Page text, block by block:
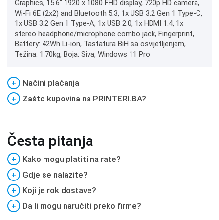
Graphics, 15.6" 1920 x 1080 FHD display, 720p HD camera,
Wi-Fi 6E (2x2) and Bluetooth 5.3, 1x USB 3.2 Gen 1 Type-C,
1x USB 3.2 Gen 1 Type-A, 1x USB 2.0, 1x HDMI 1.4, 1x
stereo headphone/microphone combo jack, Fingerprint,
Battery: 42Wh Li-ion, Tastatura BiH sa osvijetljenjem,
Težina: 1.70kg, Boja: Siva, Windows 11 Pro
+
Načini plaćanja
+
Zašto kupovina na PRINTERI.BA?
Česta pitanja
+
Kako mogu platiti na rate?
+
Gdje se nalazite?
+
Koji je rok dostave?
+
Da li mogu naručiti preko firme?